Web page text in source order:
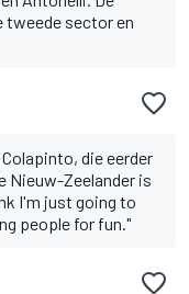
tweede sector en
die eerder
Nieuw-Zeelander is
I'm just going to
people for fun."